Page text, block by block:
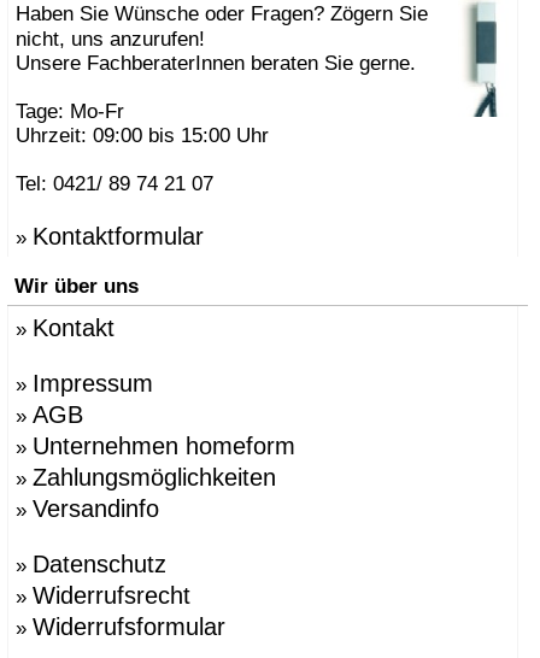
Haben Sie Wünsche oder Fragen? Zögern Sie
nicht, uns anzurufen!
Unsere FachberaterInnen beraten Sie gerne.
Tage: Mo-Fr
Uhrzeit: 09:00 bis 15:00 Uhr
Tel: 0421/ 89 74 21 07
» Kontaktformular
Wir über uns
» Kontakt
» Impressum
» AGB
» Unternehmen homeform
» Zahlungsmöglichkeiten
» Versandinfo
» Datenschutz
» Widerrufsrecht
» Widerrufsformular